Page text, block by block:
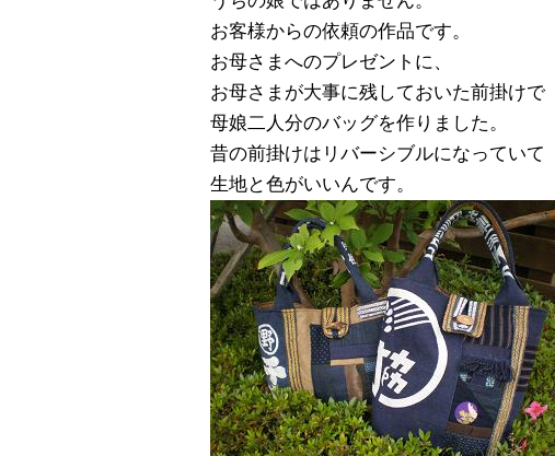
お客様からの依頼の作品です。
お母さまへのプレゼントに、
お母さまが大事に残しておいた前掛けで
母娘二人分のバッグを作りました。
昔の前掛けはリバーシブルになっていて
生地と色がいいんです。